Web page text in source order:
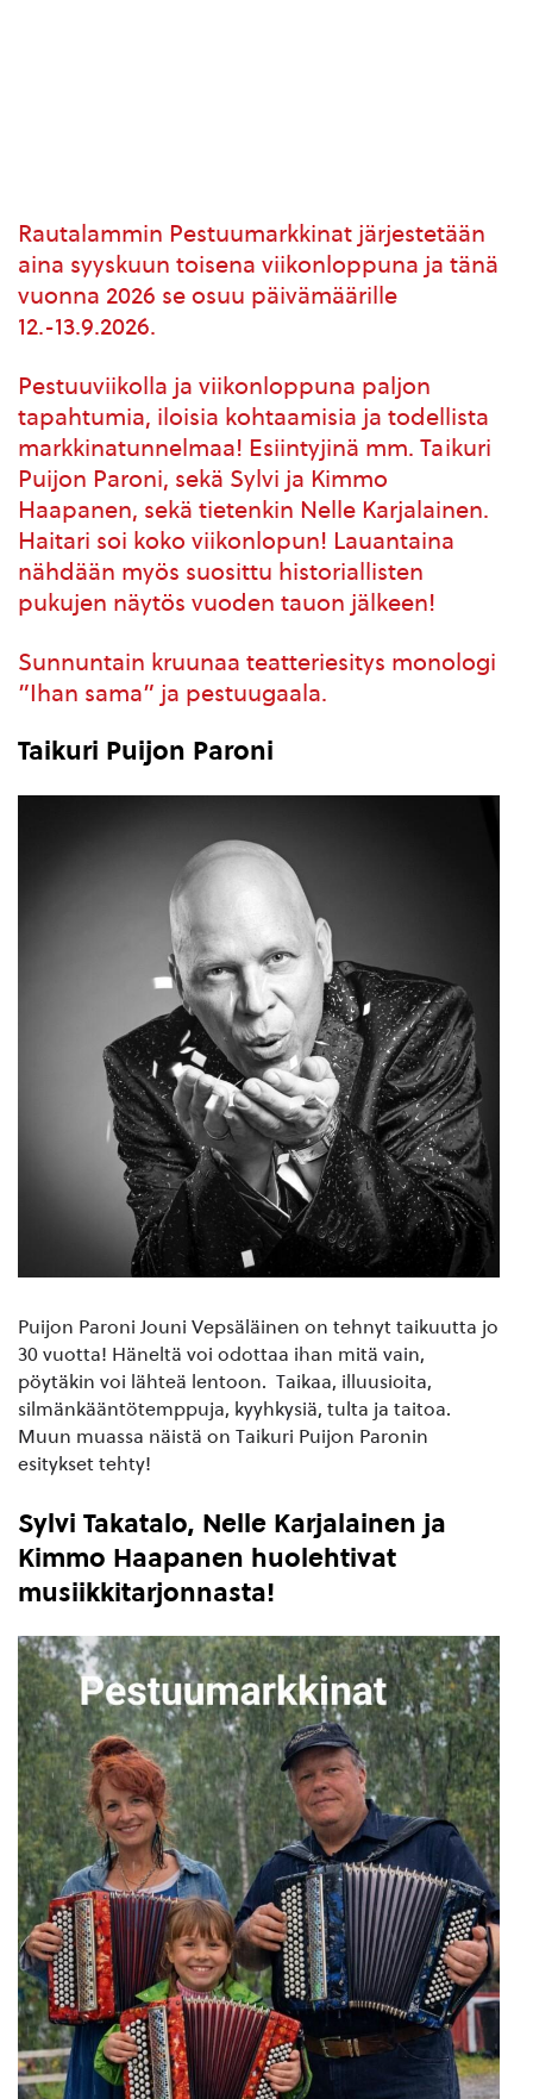
Rautalammin Pestuumarkkinat järjestetään
aina syyskuun toisena viikonloppuna ja tänä
vuonna 2026 se osuu päivämäärille
12.-13.9.2026.
Pestuuviikolla ja viikonloppuna paljon
tapahtumia, iloisia kohtaamisia ja todellista
markkinatunnelmaa! Esiintyjinä mm. Taikuri
Puijon Paroni, sekä Sylvi ja Kimmo
Haapanen, sekä tietenkin Nelle Karjalainen.
Haitari soi koko viikonlopun! Lauantaina
nähdään myös suosittu historiallisten
pukujen näytös vuoden tauon jälkeen!
Sunnuntain kruunaa teatteriesitys monologi
”Ihan sama” ja pestuugaala.
Taikuri Puijon Paroni
Puijon Paroni Jouni Vepsäläinen on tehnyt taikuutta jo
30 vuotta! Häneltä voi odottaa ihan mitä vain,
pöytäkin voi lähteä lentoon. Taikaa, illuusioita,
silmänkääntötemppuja, kyyhkysiä, tulta ja taitoa.
Muun muassa näistä on Taikuri Puijon Paronin
esitykset tehty!
Sylvi Takatalo, Nelle Karjalainen ja
Kimmo Haapanen huolehtivat
musiikkitarjonnasta!